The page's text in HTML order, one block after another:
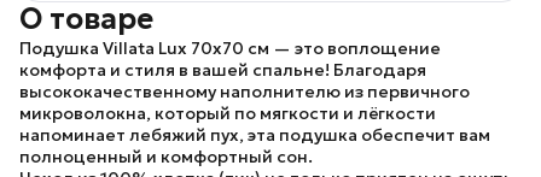
О товаре
Подушка Villata Lux 70х70 см — это воплощение
комфорта и стиля в вашей спальне! Благодаря
высококачественному наполнителю из первичного
микроволокна, который по мягкости и лёгкости
напоминает лебяжий пух, эта подушка обеспечит вам
полноценный и комфортный сон.